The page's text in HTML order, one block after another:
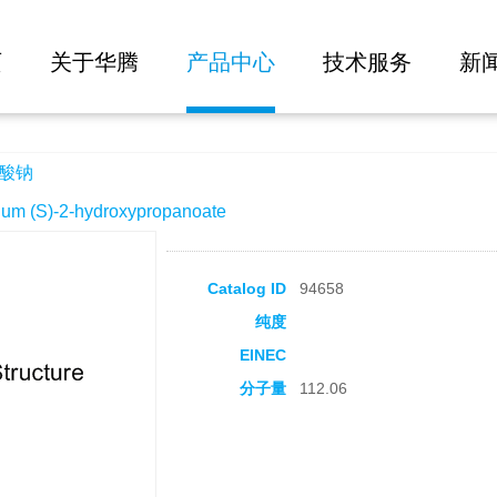
关于华腾 产品中心 技术服务 新
钠
(S)-2-hydroxypropanoate
Catalog ID
94658
纯度
EINEC
分子量
112.06